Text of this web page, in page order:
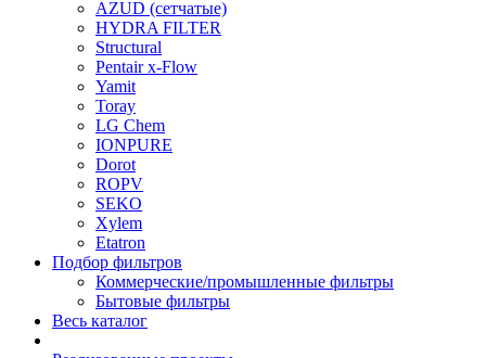
AZUD (сетчатые)
HYDRA FILTER
Structural
Pentair x-Flow
Yamit
Toray
LG Chem
IONPURE
Dorot
ROPV
SEKO
Xylem
Etatron
Подбор фильтров
Коммерческие/промышленные фильтры
Бытовые фильтры
Весь каталог